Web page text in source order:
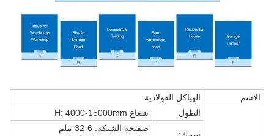
الاسم الهياكل الفولاذية
الطول شعاع H: 4000-15000mm
صفيحة الشبكة: 6-32 ملم